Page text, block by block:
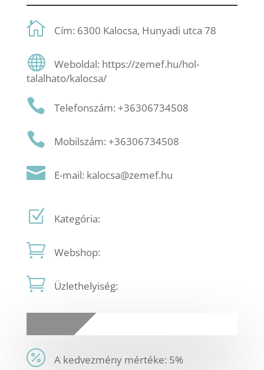
Cím: 6300 Kalocsa, Hunyadi utca 78
Weboldal: https://zemef.hu/hol-
talalhato/kalocsa/
Telefonszám: +36306734508
Mobilszám: +36306734508
E-mail: kalocsa@zemef.hu
Kategória:
Webshop:
Üzlethelyiség:
A kedvezmény mértéke: 5%